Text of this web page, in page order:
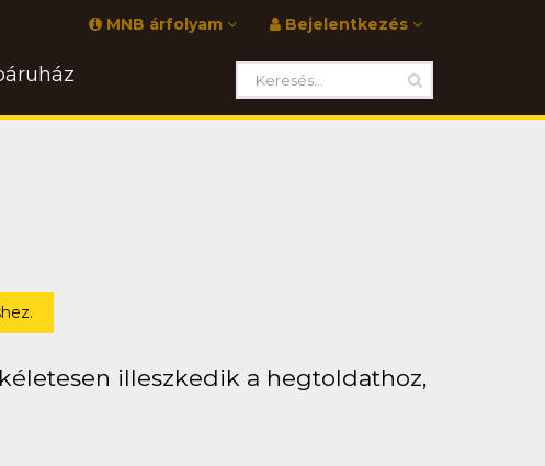
Bejelentkezés
MNB árfolyam
illeszkedik a hegtoldathoz,